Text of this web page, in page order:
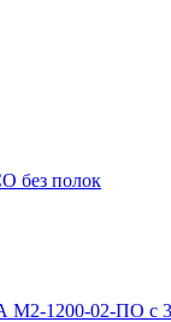
без полок
1200-02-ПО с 3-